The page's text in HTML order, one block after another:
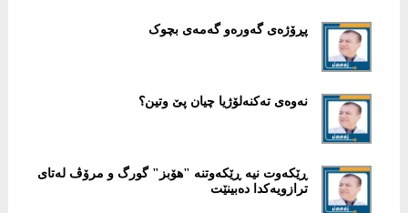
پڕۆژەی گەورەو گەمەی بچوک
نەوەی تەکنەلۆژیا چیان پێ وتین؟
ڕێکەوت نیە ڕێکەوتنە "هۆبز" گورگ و مرۆڤ لەتای
ترازویەکدا دەبینێت